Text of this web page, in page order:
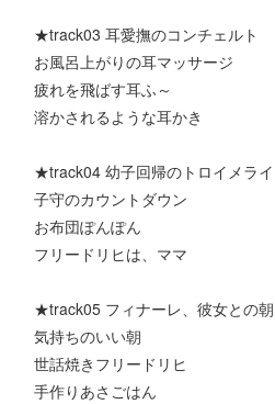
★track03 耳愛撫のコンチェルト
お風呂上がりの耳マッサージ
疲れを飛ばす耳ふ～
溶かされるような耳かき
★track04 幼子回帰のトロイメライ
子守のカウントダウン
お布団ぽんぽん
フリードリヒは、ママ
★track05 フィナーレ、彼女との朝
気持ちのいい朝
世話焼きフリードリヒ
手作りあさごはん